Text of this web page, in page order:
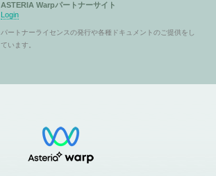
ASTERIA Warpパートナーサイト
Login
パートナーライセンスの発行や各種ドキュメントのご提供をし
ています。